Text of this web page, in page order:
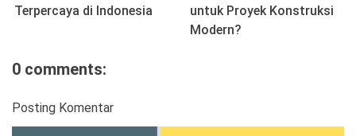
Terpercaya di Indonesia
untuk Proyek Konstruksi
Modern?
0 comments:
Posting Komentar